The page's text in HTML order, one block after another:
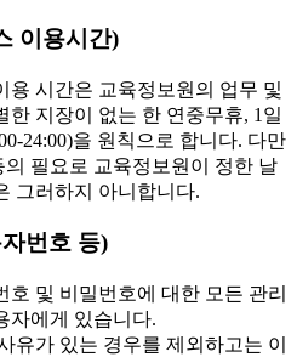
이용시간)
용 시간은 교육정보원의 업무 및
한 지장이 없는 한 연중무휴, 1일
24:00)을 원칙으로 합니다. 다만
의 필요로 교육정보원이 정한 날
그러하지 아니합니다.
번호 등)
및 비밀번호에 대한 모든 관리
자에게 있습니다.
유가 있는 경우를 제외하고는 이